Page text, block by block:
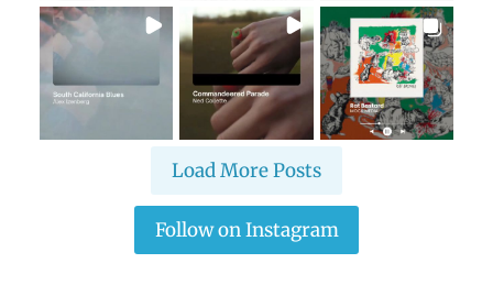
Load More Posts
Follow on Instagram